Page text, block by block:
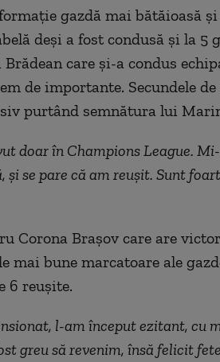
gazdă mai bătăioasă
deşi a fost condusă şi la 5
care şi-a condus
de importante. Secundele
purtând semnătura lui
doar în Champions League.
şi se pare că am reuşit. Sunt
Corona Braşov care are
mai bune marcatoare ale
6 reuşite.
l-am început ezitant, cu
greu să revenim, însă felicit